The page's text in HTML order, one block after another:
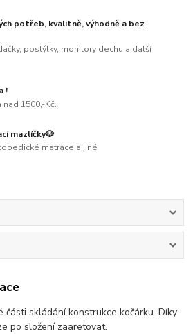
potřeb, kvalitně, výhodně a bez
postýlky, monitory dechu a další
!
1500,-Kč.
mazlíčky🐶
matrace a jiné
části skládání konstrukce kočárku. Díky
po složení zaaretovat.